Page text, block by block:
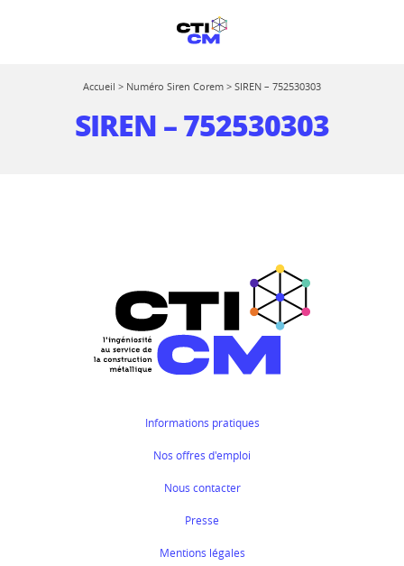
Accueil > Numéro Siren Corem > SIREN – 752530303
SIREN – 752530303
Informations pratiques
Nos offres d'emploi
Nous contacter
Presse
Mentions légales